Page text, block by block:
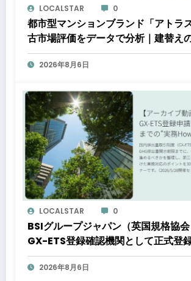
LOCALSTAR 0
都市型マンションブランド「アトラ
古市場評価をデータで分析｜建替え
都心好立地、開発思想が支えるブラ
2026年8月6日
LOCALSTAR 0
BSIグループジャパン（英国規格協会
GX-ETS登録確認機関として正式
フェーズ開始で制度対応が義務化、
応はどう変わるのか？ 法的拘束力を
2026年8月6日